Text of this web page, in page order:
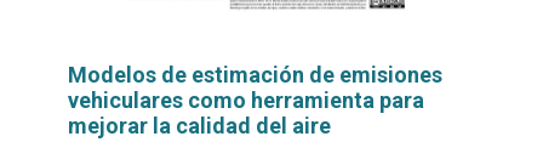
Modelos de estimación de emisiones
vehiculares como herramienta para
mejorar la calidad del aire